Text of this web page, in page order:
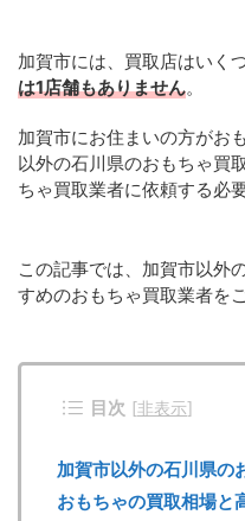
加賀市には、買取店はいく
は1店舗もありません。
加賀市にお住まいの方がお
以外の石川県のおもちゃ買
ちゃ買取業者に依頼する必
この記事では、加賀市以外
すめのおもちゃ買取業者を
目次 [非表示]
加賀市以外の石川県の
おもちゃの買取相場と